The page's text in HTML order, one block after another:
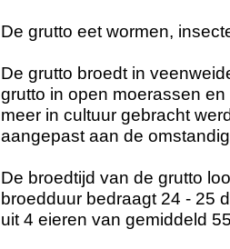
De grutto eet wormen,
De grutto broedt in
grutto in open moerassen
meer in cultuur gebracht
aangepast aan de
De broedtijd van de grutto
broedduur bedraagt 24 - 25
uit 4 eieren van gemiddeld